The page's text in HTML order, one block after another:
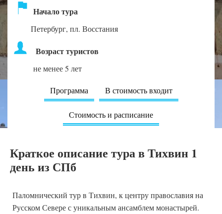
Начало тура
Петербург, пл. Восстания
Возраст туристов
не менее 5 лет
Программа В стоимость входит
Стоимость и расписание
Краткое описание тура в Тихвин 1
день из СПб
Паломнический тур в Тихвин, к центру православия на
Русском Севере с уникальным ансамблем монастырей.